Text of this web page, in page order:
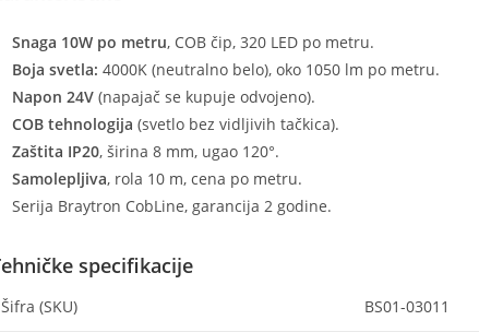
Snaga 10W po metru, COB čip, 320 LED po metru.
Boja svetla: 4000K (neutralno belo), oko 1050 lm po metru.
Napon 24V (napajač se kupuje odvojeno).
COB tehnologija (svetlo bez vidljivih tačkica).
Zaštita IP20, širina 8 mm, ugao 120°.
Samolepljiva, rola 10 m, cena po metru.
Serija Braytron CobLine, garancija 2 godine.
specifikacije
Šifra (SKU) BS01-03011